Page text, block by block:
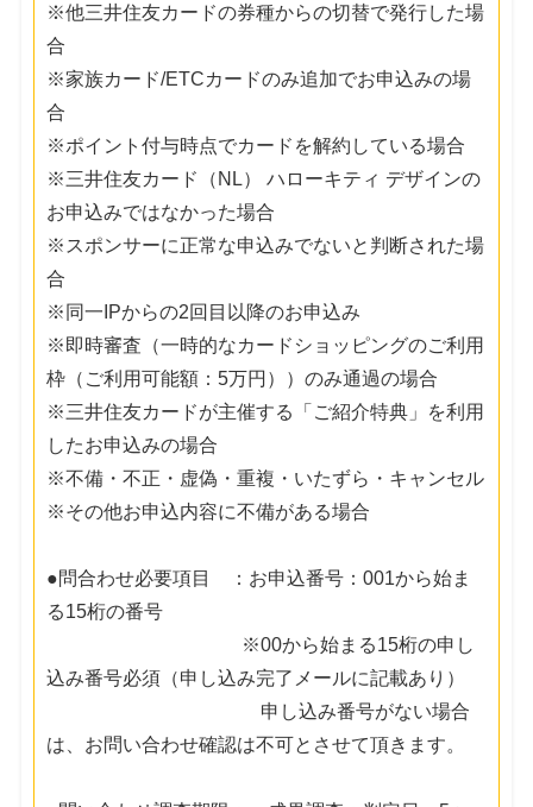
※他三井住友カードの券種からの切替で発行した場
合
※家族カード/ETCカードのみ追加でお申込みの場
合
※ポイント付与時点でカードを解約している場合
※三井住友カード（NL） ハローキティ デザインの
お申込みではなかった場合
※スポンサーに正常な申込みでないと判断された場
合
※同一IPからの2回目以降のお申込み
※即時審査（一時的なカードショッピングのご利用
枠（ご利用可能額：5万円））のみ通過の場合
※三井住友カードが主催する「ご紹介特典」を利用
したお申込みの場合
※不備・不正・虚偽・重複・いたずら・キャンセル
※その他お申込内容に不備がある場合
●問合わせ必要項目 ：お申込番号：001から始ま
る15桁の番号
※00から始まる15桁の申し
込み番号必須（申し込み完了メールに記載あり）
申し込み番号がない場合
は、お問い合わせ確認は不可とさせて頂きます。